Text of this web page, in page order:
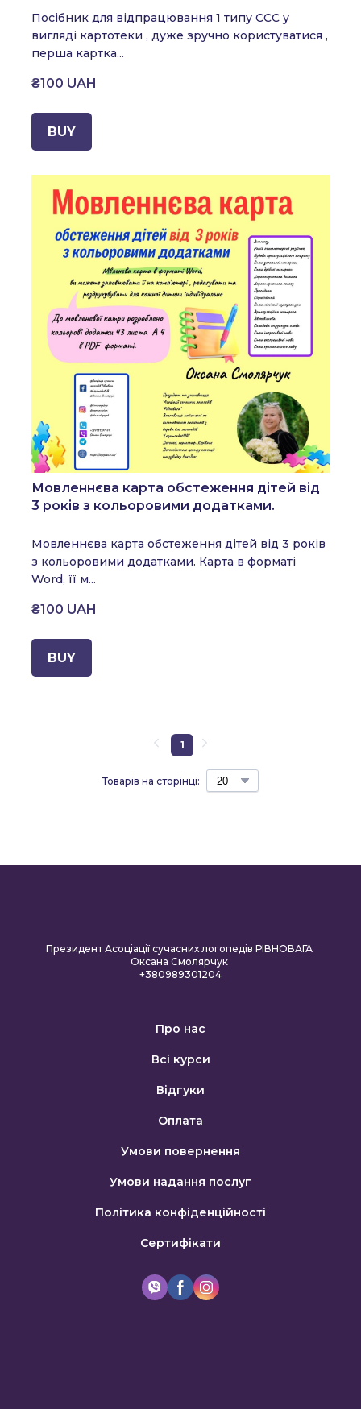
Посібник для відпрацювання 1 типу ССС у
вигляді картотеки , дуже зручно користуватися ,
перша картка...
₴100 UAH
BUY
Мовленнєва карта обстеження дітей від
3 років з кольоровими додатками.
Мовленнєва карта обстеження дітей від 3 років
з кольоровими додатками. Карта в форматі
Word, її м...
₴100 UAH
BUY
Товарів на сторінці:
1
Президент Асоціації сучасних логопедів РІВНОВАГА
Оксана Смолярчук
+380989301204
Про нас
Всі курси
Відгуки
Оплата
Умови повернення
Умови надання послуг
Політика конфіденційності
Сертифікати